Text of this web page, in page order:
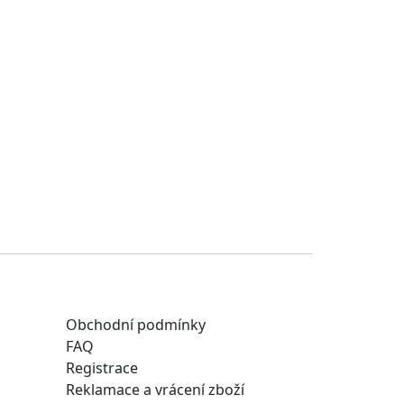
Obchodní podmínky
FAQ
Registrace
Reklamace a vrácení zboží